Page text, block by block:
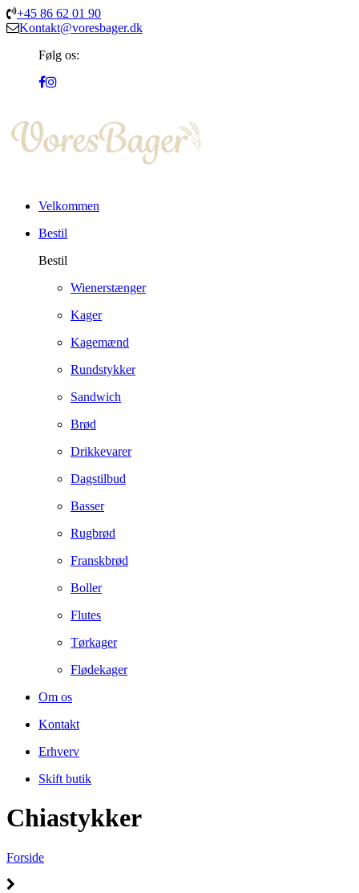
+45 86 62 01 90
Kontakt@voresbager.dk
Følg os:
Velkommen
Bestil
Bestil
Wienerstænger
Kager
Kagemænd
Rundstykker
Sandwich
Brød
Drikkevarer
Dagstilbud
Basser
Rugbrød
Franskbrød
Boller
Flutes
Tørkager
Flødekager
Om os
Kontakt
Erhverv
Skift butik
Chiastykker
Forside